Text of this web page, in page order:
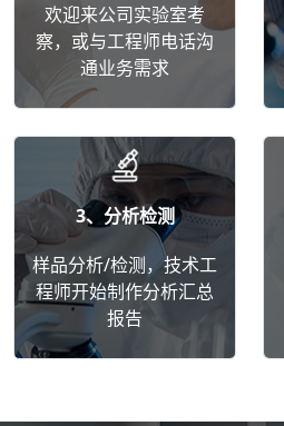
欢迎来公司实验室考
察，或与工程师电话沟
通业务需求
3、分析检测
样品分析/检测，技术工
程师开始制作分析汇总
报告